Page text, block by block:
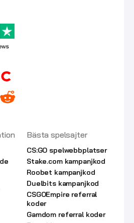
Bästa spelsajter
CS:GO spelwebbplatser
Stake.com kampanjkod
Roobet kampanjkod
Duelbits kampanjkod
CSGOEmpire referral
koder
Gamdom referral koder